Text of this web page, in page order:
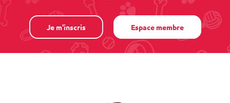
Je m'inscris Espace membre